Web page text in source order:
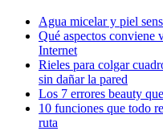
Agua micelar y piel
Qué aspectos conviene
Internet
Rieles para colgar
sin dañar la pared
Los 7 errores beauty
10 funciones que todo
ruta